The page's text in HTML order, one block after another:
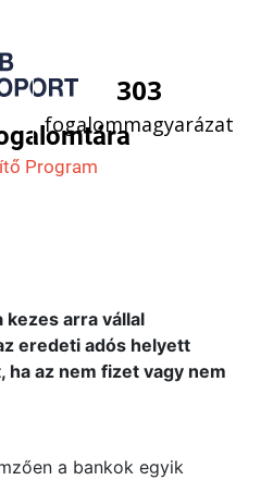
Program
303
fogalommagyarázat
kezes arra vállal
eredeti adós helyett
ha az nem fizet vagy nem
a bankok egyik